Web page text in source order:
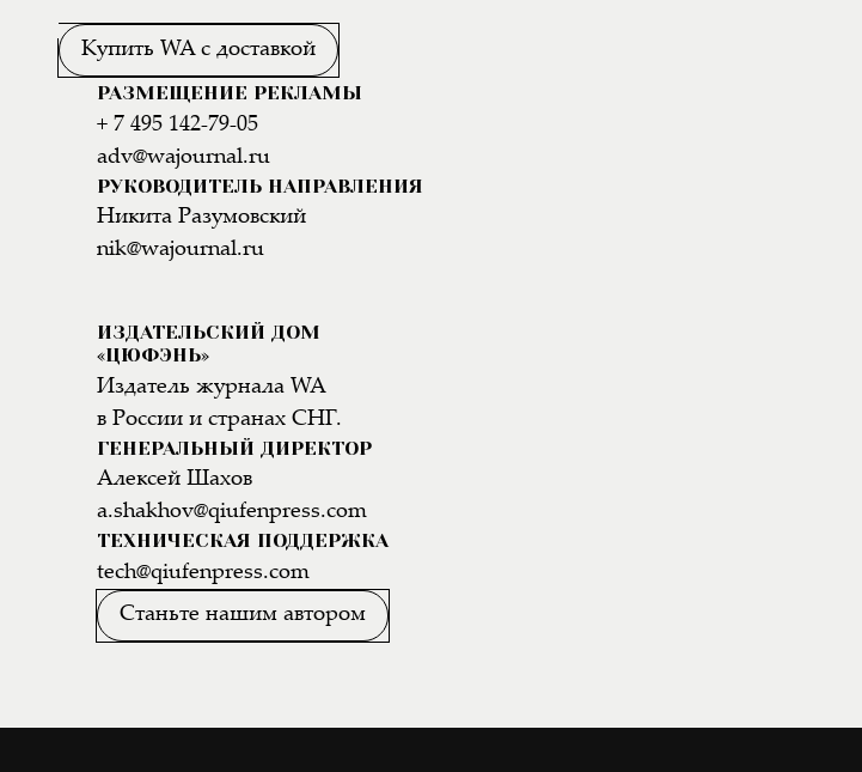
Купить WA с доставкой
РАЗМЕЩЕНИЕ РЕКЛАМЫ
+ 7 495 142-79-05
adv@wajournal.ru
РУКОВОДИТЕЛЬ НАПРАВЛЕНИЯ
Никита Разумовский
nik@wajournal.ru
ИЗДАТЕЛЬСКИЙ ДОМ
«ЦЮФЭНЬ»
Издатель журнала WA
в России и странах СНГ.
ГЕНЕРАЛЬНЫЙ ДИРЕКТОР
Алексей Шахов
a.shakhov@qiufenpress.com
ТЕХНИЧЕСКАЯ ПОДДЕРЖКА
tech@qiufenpress.com
Станьте нашим автором